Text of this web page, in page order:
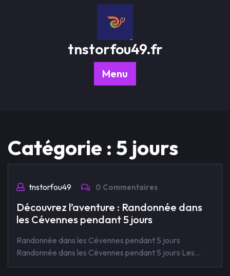
tnstorfou49.fr
Menu
Catégorie : 5 jours
tnstorfou49 0 Commentaires
Découvrez l’aventure : Randonnée dans
les Cévennes pendant 5 jours
Randonnée dans les Cévennes pendant 5 jours
Randonnée dans les Cévennes pendant 5 jours Les…